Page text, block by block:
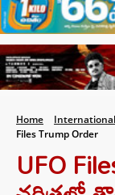
Home
Files Trump Order
UFO